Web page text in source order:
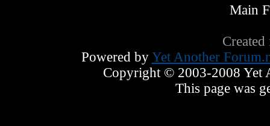
Main
Powered by Yet Another
Copyright © 2003-2008 Yet
This page was